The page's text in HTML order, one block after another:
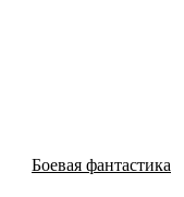
Боевая фантастика